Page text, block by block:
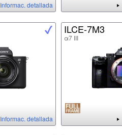
Informac. detallada
Informac. detallada
ILCE-7M3
α7 III